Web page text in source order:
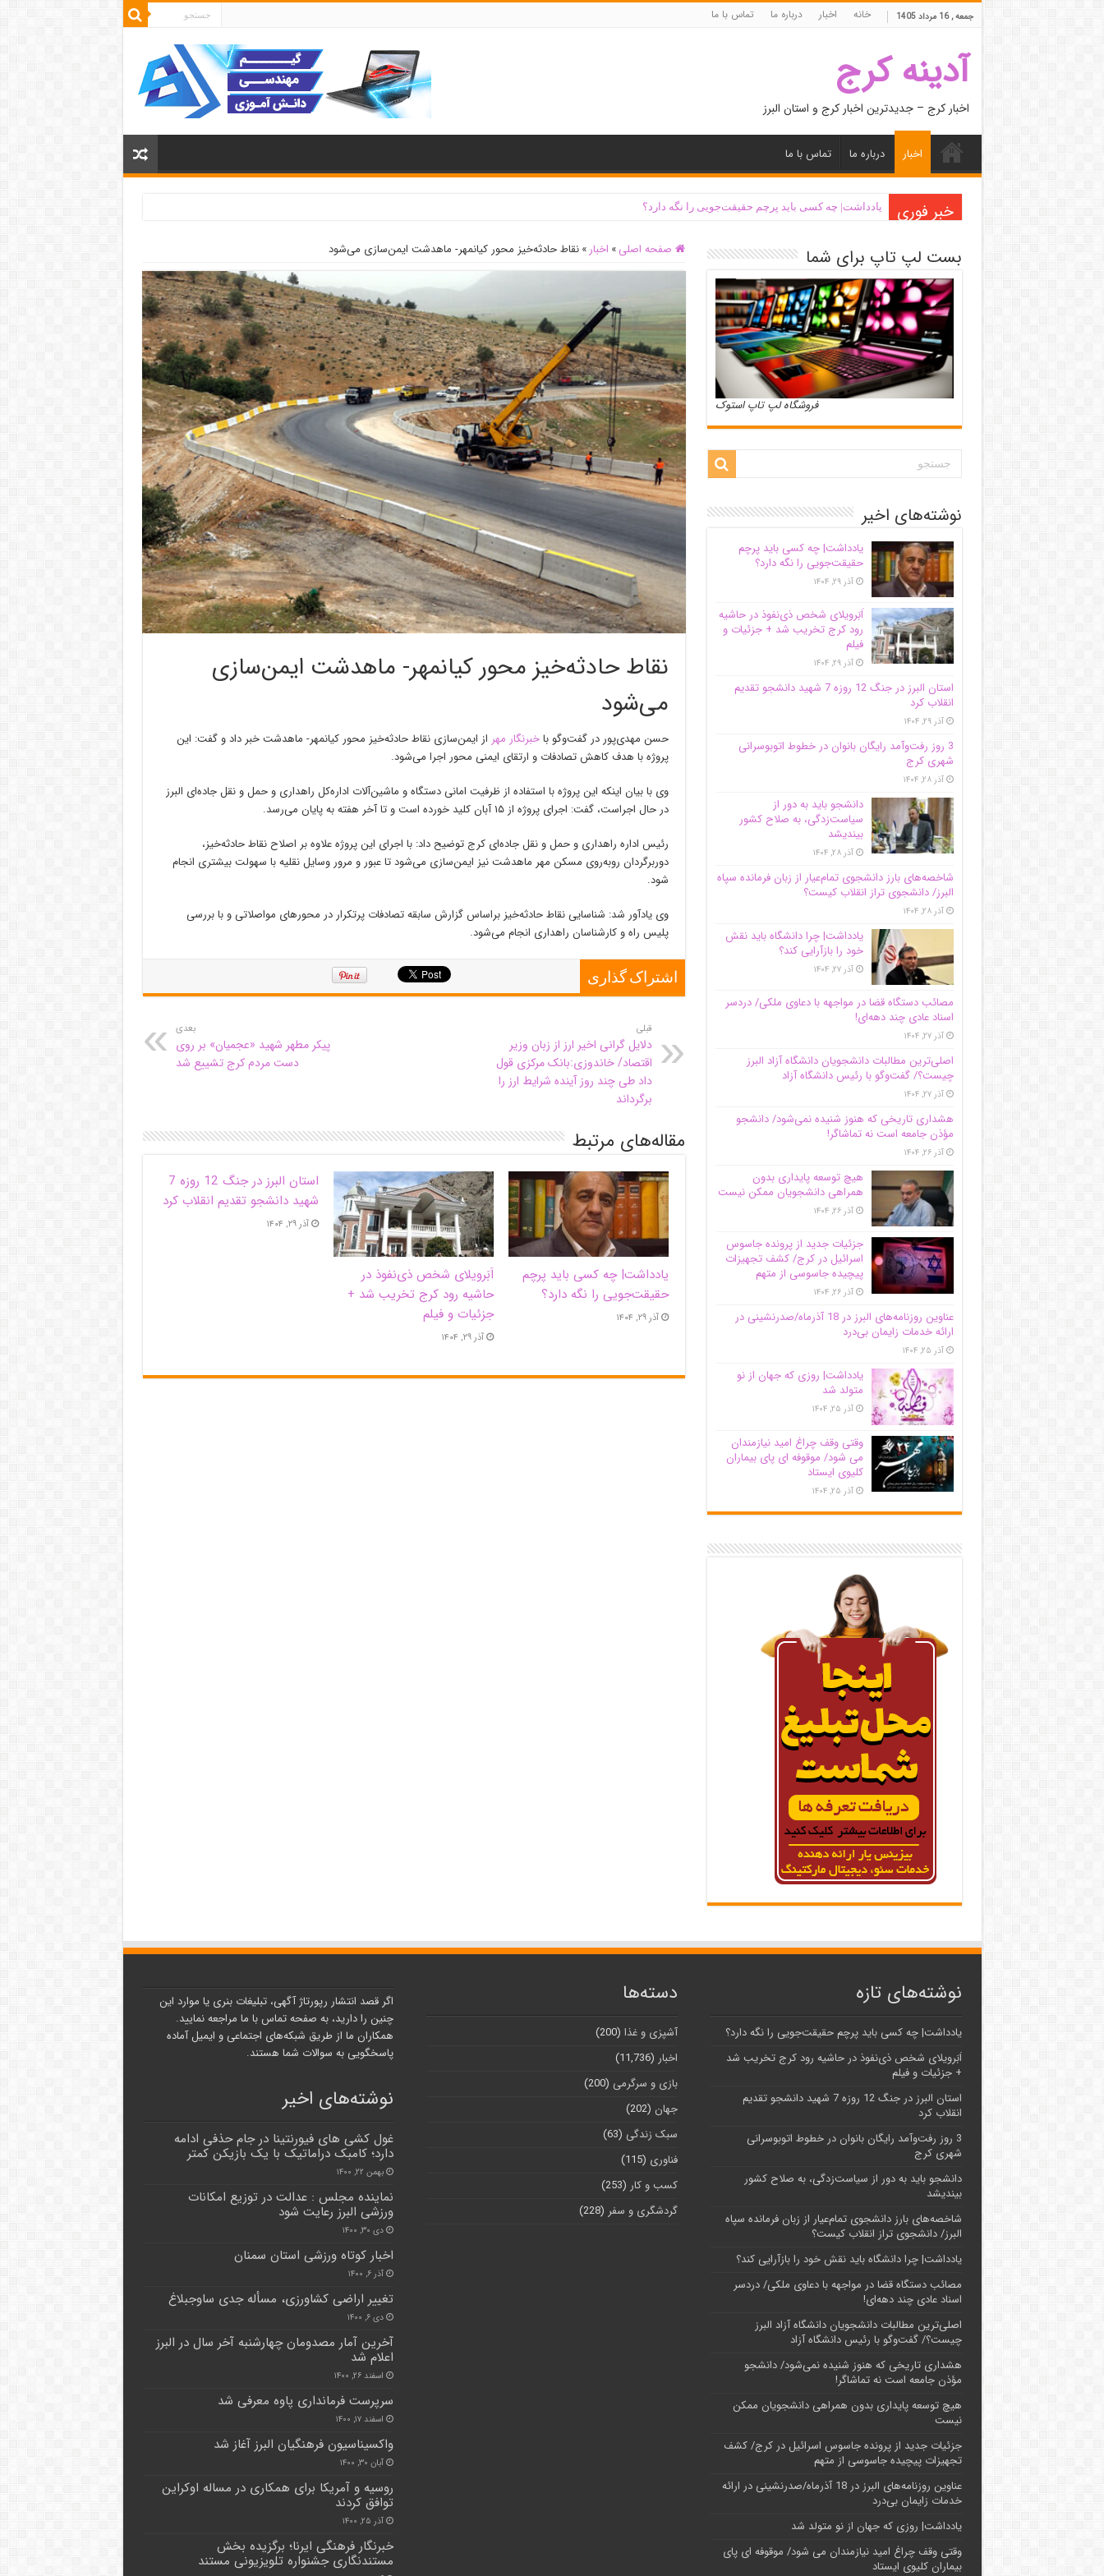
جمعه , 16 مرداد 1405 خانه اخبار درباره ما تماس با ما
آدینه کرج
اخبار کرج – جدیدترین اخبار کرج و استان البرز
اخبار درباره ما تماس با ما
خبر فوری یادداشت| ‌چه کسی باید پرچم حقیقت‌جویی را نگه دارد؟
صفحه اصلی » اخبار » نقاط حادثه‌خیز محور کیانمهر- ماهدشت ایمن‌سازی می‌شود
نقاط حادثه‌خیز محور کیانمهر- ماهدشت ایمن‌سازی
می‌شود
حسن مهدی‌پور در گفت‌وگو باخبرنگار مهر از ایمن‌سازی نقاط حادثه‌خیز محور کیانمهر- ماهدشت خبر داد و گفت: این
پروژه با هدف کاهش تصادفات و ارتقای ایمنی محور اجرا می‌شود.
وی با بیان اینکه این پروژه با استفاده از ظرفیت امانی دستگاه و ماشین‌آلات اداره‌کل راهداری و حمل و نقل جاده‌ای البرز
در حال اجراست، گفت: اجرای پروژه از ۱۵ آبان کلید خورده است و تا آخر هفته به پایان می‌رسد.
رئیس اداره راهداری و حمل و نقل جاده‌ای کرج توضیح داد: با اجرای این پروژه علاوه بر اصلاح نقاط حادثه‌خیز،
دوربرگردان روبه‌روی مسکن مهر ماهدشت نیز ایمن‌سازی می‌شود تا عبور و مرور وسایل نقلیه با سهولت بیشتری انجام
شود.
وی یادآور شد: شناسایی نقاط حادثه‌خیزبراساسگزارش سابقه تصادفات پرتکرار در محورهای مواصلاتی و با بررسی
پلیس راه و کارشناسان راهداری انجام می‌شود.
اشتراک گذاری
قبلی
دلایل گرانی اخیر ارز از زبان وزیر
اقتصاد/ خاندوزی:بانک مرکزی قول
داد طی چند روز آینده شرایط ارز را
برگرداند
بعدی
پیکر مطهر شهید «عجمیان» بر روی
دست مردم کرج تشییع شد
مقاله‌های مرتبط
یادداشت| ‌چه کسی باید پرچم
حقیقت‌جویی را نگه دارد؟
آذر ۲۹, ۱۴۰۴
اَبَر‌ویلای شخص ذی‌نفوذ در
حاشیه‌ رود کرج تخریب شد +
جزئیات و فیلم
آذر ۲۹, ۱۴۰۴
استان البرز در جنگ 12 روزه 7
شهید دانشجو تقدیم انقلاب کرد
آذر ۲۹, ۱۴۰۴
بست لپ تاپ برای شما
فروشگاه لپ تاپ استوک
نوشته‌های اخیر
یادداشت| ‌چه کسی باید پرچم
حقیقت‌جویی را نگه دارد؟
آذر ۲۹, ۱۴۰۴
اَبَر‌ویلای شخص ذی‌نفوذ در حاشیه‌
رود کرج تخریب شد + جزئیات و
فیلم
آذر ۲۹, ۱۴۰۴
استان البرز در جنگ 12 روزه 7 شهید دانشجو تقدیم
انقلاب کرد
آذر ۲۹, ۱۴۰۴
3 روز رفت‌وآمد رایگان بانوان در خطوط اتوبوسرانی
شهری کرج
آذر ۲۸, ۱۴۰۴
دانشجو باید به دور از
سیاست‌زدگی، به صلاح کشور
بیندیشد
آذر ۲۸, ۱۴۰۴
شاخصه‌های بارز دانشجوی تمام‌عیار از زبان فرمانده سپاه
البرز/ دانشجوی تراز انقلاب کیست؟
آذر ۲۸, ۱۴۰۴
یادداشت| چرا دانشگاه باید نقش
خود را بازآرایی کند؟
آذر ۲۷, ۱۴۰۴
مصائب دستگاه قضا در مواجهه با دعاوی ملکی/ دردسر
اسناد عادی چند‌ دهه‌ای!
آذر ۲۷, ۱۴۰۴
اصلی‌ترین مطالبات دانشجویان دانشگاه آزاد البرز
چیست؟/ گفت‌وگو با رئیس دانشگاه آز‌اد
آذر ۲۷, ۱۴۰۴
هشداری تاریخی که هنوز شنیده نمی‌شود/ دانشجو
مؤذن جامعه است نه تماشاگر!
آذر ۲۶, ۱۴۰۴
هیچ توسعه پایداری بدون
همراهی دانشجویان ممکن نیست
آذر ۲۶, ۱۴۰۴
جزئیات جدید از پرونده جاسوس
اسرائیل در کرج/‌ کشف تجهیزات
پیچیده جاسوسی از متهم
آذر ۲۶, ۱۴۰۴
عناوین روزنامه‌های البرز در ‌18 آذرماه/صدرنشینی در
ارائه خدمات زایمان بی‌درد
آذر ۲۵, ۱۴۰۴
یادداشت| روزی که جهان از نو
متولد شد
آذر ۲۵, ۱۴۰۴
وقتی وقف چراغ امید نیازمندان
می شود/ موقوفه ای پای بیماران
کلیوی ایستاد
آذر ۲۵, ۱۴۰۴
نوشته‌های تازه
یادداشت| ‌چه کسی باید پرچم حقیقت‌جویی را نگه دارد؟
اَبَر‌ویلای شخص ذی‌نفوذ در حاشیه‌ رود کرج تخریب شد
+ جزئیات و فیلم
استان البرز در جنگ 12 روزه 7 شهید دانشجو تقدیم
انقلاب کرد
3 روز رفت‌وآمد رایگان بانوان در خطوط اتوبوسرانی
شهری کرج
دانشجو باید به دور از سیاست‌زدگی، به صلاح کشور
بیندیشد
شاخصه‌های بارز دانشجوی تمام‌عیار از زبان فرمانده سپاه
البرز/ دانشجوی تراز انقلاب کیست؟
یادداشت| چرا دانشگاه باید نقش خود را بازآرایی کند؟
مصائب دستگاه قضا در مواجهه با دعاوی ملکی/ دردسر
اسناد عادی چند‌ دهه‌ای!
اصلی‌ترین مطالبات دانشجویان دانشگاه آزاد البرز
چیست؟/ گفت‌وگو با رئیس دانشگاه آز‌اد
هشداری تاریخی که هنوز شنیده نمی‌شود/ دانشجو
مؤذن جامعه است نه تماشاگر!
هیچ توسعه پایداری بدون همراهی دانشجویان ممکن
نیست
جزئیات جدید از پرونده جاسوس اسرائیل در کرج/‌ کشف
تجهیزات پیچیده جاسوسی از متهم
عناوین روزنامه‌های البرز در ‌18 آذرماه/صدرنشینی در ارائه
خدمات زایمان بی‌درد
یادداشت| روزی که جهان از نو متولد شد
وقتی وقف چراغ امید نیازمندان می شود/ موقوفه ای پای
بیماران کلیوی ایستاد
دسته‌ها
آشپزی و غذا (200)
اخبار (11,736)
بازی و سرگرمی (200)
جهان (202)
سبک زندگی (63)
فناوری (115)
کسب و کار (253)
گردشگری و سفر (228)
اگر قصد انتشار رپورتاژ آگهی، تبلیغات بنری یا موارد این
چنین را دارید، به صفحه تماس با ما مراجعه نمایید.
همکاران ما از طریق شبکه‌های اجتماعی و ایمیل آماده
پاسخگویی به سوالات شما هستند.
نوشته‌های اخیر
غول کشی های فیورنتینا در جام حذفی ادامه
دارد؛ کامبک دراماتیک با یک بازیکن کمتر
بهمن ۲۲, ۱۴۰۰
نماینده مجلس : عدالت در توزیع امکانات
ورزشی البرز رعایت شود
دی ۳۰, ۱۴۰۰
اخبار کوتاه ورزشی استان سمنان
آذر ۶, ۱۴۰۰
تغییر اراضی کشاورزی، مسأله جدی ساوجبلاغ
دی ۶, ۱۴۰۰
آخرین آمار مصدومان چهارشنبه آخر سال در البرز
اعلام شد
اسفند ۲۶, ۱۴۰۰
سرپرست فرمانداری پاوه معرفی شد
اسفند ۱۷, ۱۴۰۰
واکسیناسیون فرهنگیان البرز آغاز شد
آبان ۳۰, ۱۴۰۰
روسیه و آمریکا برای همکاری در مساله اوکراین
توافق کردند
آذر ۲۵, ۱۴۰۰
خبرنگار فرهنگی ایرنا؛ برگزیده بخش
مستندنگاری جشنواره تلویزیونی مستند